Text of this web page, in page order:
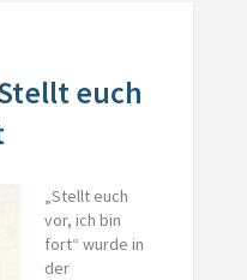
euch
„Stellt euch
vor, ich bin
fort“ wurde in
der